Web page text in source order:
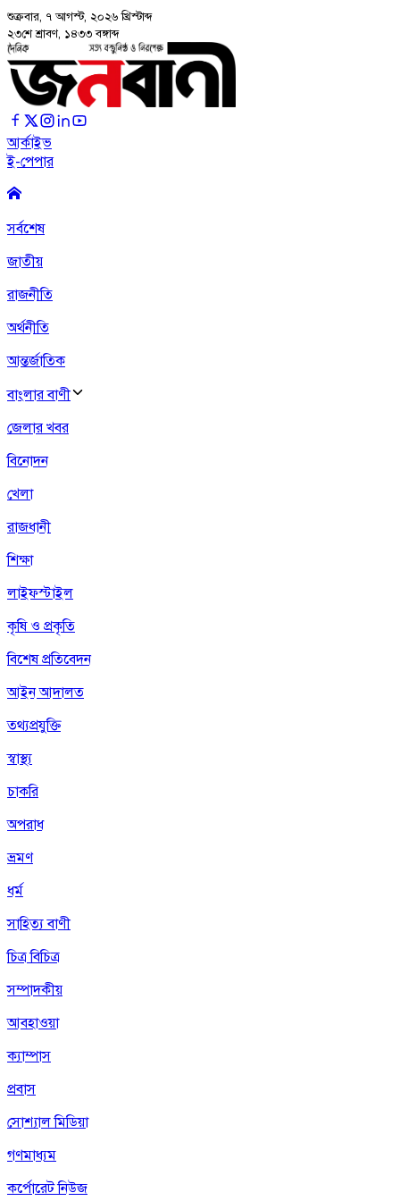
শুক্রবার, ৭ আগস্ট, ২০২৬ খ্রিস্টাব্দ
২৩শে শ্রাবণ, ১৪৩৩ বঙ্গাব্দ
আর্কাইভ
ই-পেপার
সর্বশেষ
জাতীয়
রাজনীতি
অর্থনীতি
আন্তর্জাতিক
বাংলার বাণী
জেলার খবর
বিনোদন
খেলা
রাজধানী
শিক্ষা
লাইফস্টাইল
কৃষি ও প্রকৃতি
বিশেষ প্রতিবেদন
আইন আদালত
তথ্যপ্রযুক্তি
স্বাস্থ্য
চাকরি
অপরাধ
ভ্রমণ
ধর্ম
সাহিত্য বাণী
চিত্র বিচিত্র
সম্পাদকীয়
আবহাওয়া
ক্যাম্পাস
প্রবাস
সোশ্যাল মিডিয়া
গণমাধ্যম
কর্পোরেট নিউজ